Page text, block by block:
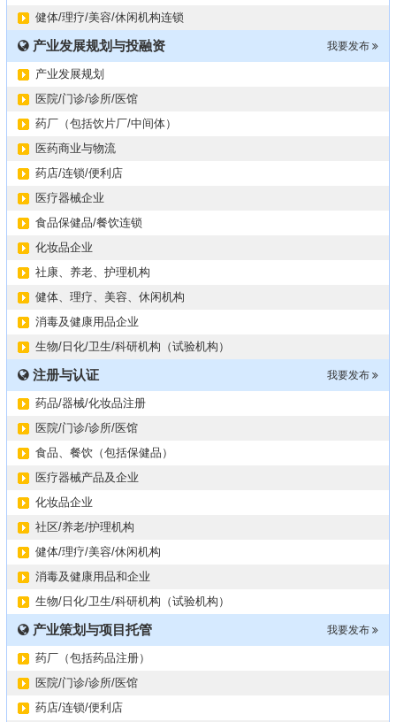
健体/理疗/美容/休闲机构连锁
我要发布
产业发展规划与投融资
产业发展规划
医院/门诊/诊所/医馆
药厂（包括饮片厂/中间体）
医药商业与物流
药店/连锁/便利店
医疗器械企业
食品保健品/餐饮连锁
化妆品企业
社康、养老、护理机构
健体、理疗、美容、休闲机构
消毒及健康用品企业
生物/日化/卫生/科研机构（试验机构）
我要发布
注册与认证
药品/器械/化妆品注册
医院/门诊/诊所/医馆
食品、餐饮（包括保健品）
医疗器械产品及企业
化妆品企业
社区/养老/护理机构
健体/理疗/美容/休闲机构
消毒及健康用品和企业
生物/日化/卫生/科研机构（试验机构）
我要发布
产业策划与项目托管
药厂（包括药品注册）
医院/门诊/诊所/医馆
药店/连锁/便利店